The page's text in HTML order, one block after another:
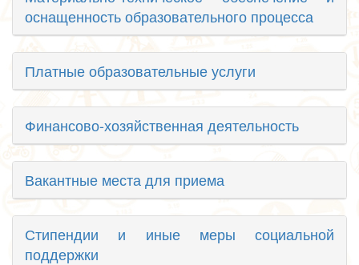
оснащенность образовательного процесса
Платные образовательные услуги
Финансово-хозяйственная деятельность
Вакантные места для приема
Стипендии и иные меры социальной
поддержки